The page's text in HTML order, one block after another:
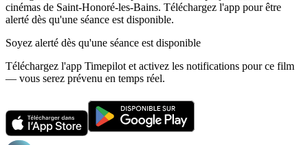
cinémas de Saint-Honoré-les-Bains. Téléchargez l'app pour être
alerté dès qu'une séance est disponible.
Soyez alerté dès qu'une séance est disponible
Téléchargez l'app Timepilot et activez les notifications pour ce film
— vous serez prévenu en temps réel.